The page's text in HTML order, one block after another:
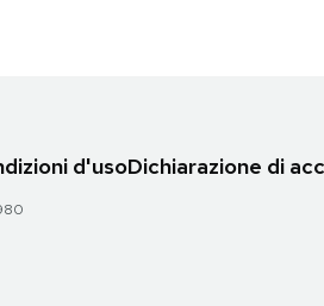
d'usoDichiarazione di